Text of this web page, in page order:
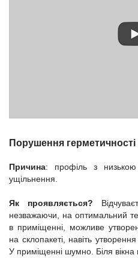
Порушення герметичності
Причина: профіль з низькою
ущільнення.
Як проявляється?
незважаючи, на оптимальний
в приміщенні, можливе
на склопакеті, навіть
У приміщенні шумно. Біля вікна